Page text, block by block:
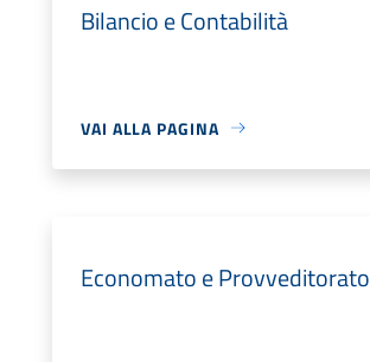
Bilancio e Contabilità
VAI ALLA PAGINA
Economato e Provveditorato